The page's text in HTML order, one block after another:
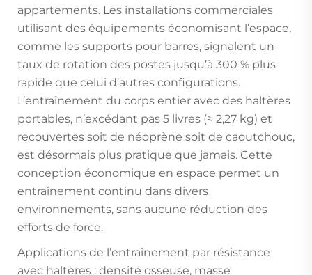
appartements. Les installations commerciales
utilisant des équipements économisant l’espace,
comme les supports pour barres, signalent un
taux de rotation des postes jusqu’à 300 % plus
rapide que celui d’autres configurations.
L’entraînement du corps entier avec des haltères
portables, n’excédant pas 5 livres (≈ 2,27 kg) et
recouvertes soit de néoprène soit de caoutchouc,
est désormais plus pratique que jamais. Cette
conception économique en espace permet un
entraînement continu dans divers
environnements, sans aucune réduction des
efforts de force.
Applications de l’entraînement par résistance
avec haltères : densité osseuse, masse